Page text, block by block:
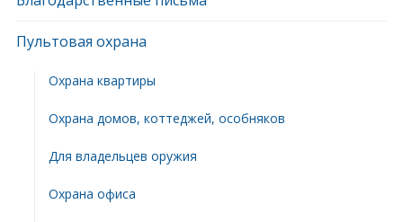
Пультовая охрана
Охрана квартиры
Охрана домов, коттеджей, особняков
Для владельцев оружия
Охрана офиса